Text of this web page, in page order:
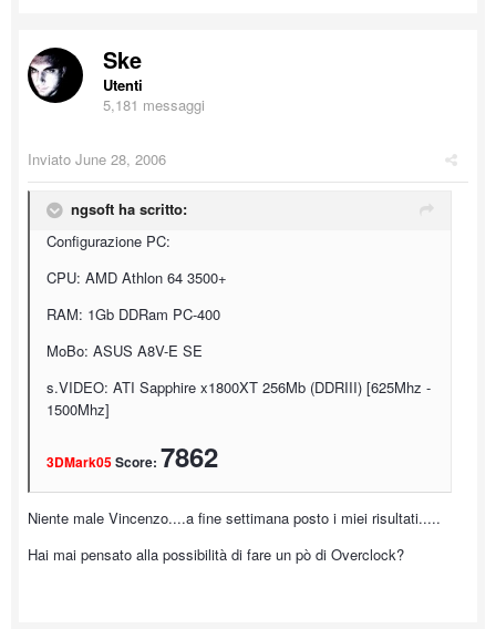
Ske
Utenti
5,181 messaggi
Inviato June 28, 2006
ngsoft ha scritto:
Configurazione PC:
CPU: AMD Athlon 64 3500+
RAM: 1Gb DDRam PC-400
MoBo: ASUS A8V-E SE
s.VIDEO: ATI Sapphire x1800XT 256Mb (DDRIII) [625Mhz -
1500Mhz]
3DMark05Score: 7862
Niente male Vincenzo....a fine settimana posto i miei risultati.....
Hai mai pensato alla possibilità di fare un pò di Overclock?